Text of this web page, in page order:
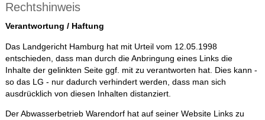
Rechtshinweis
Verantwortung / Haftung
Das Landgericht Hamburg hat mit Urteil vom 12.05.1998
entschieden, dass man durch die Anbringung eines Links die
Inhalte der gelinkten Seite ggf. mit zu verantworten hat. Dies kann -
so das LG - nur dadurch verhindert werden, dass man sich
ausdrücklich von diesen Inhalten distanziert.
Der Abwasserbetrieb Warendorf hat auf seiner Website Links zu